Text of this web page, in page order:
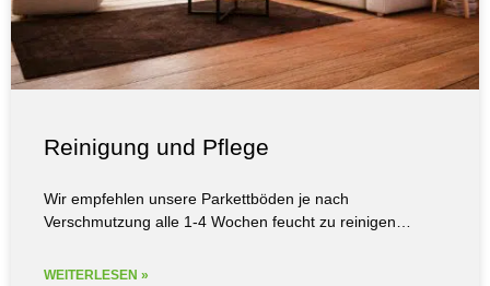
Reinigung und Pflege
Wir empfehlen unsere Parkettböden je nach
Verschmutzung alle 1-4 Wochen feucht zu reinigen…
WEITERLESEN »